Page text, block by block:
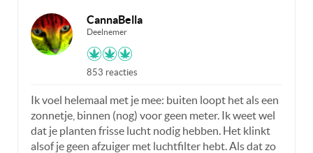
CannaBella
Deelnemer
853 reacties
Ik voel helemaal met je mee: buiten loopt het als een
zonnetje, binnen (nog) voor geen meter. Ik weet wel
dat je planten frisse lucht nodig hebben. Het klinkt
alsof je geen afzuiger met luchtfilter hebt. Als dat zo